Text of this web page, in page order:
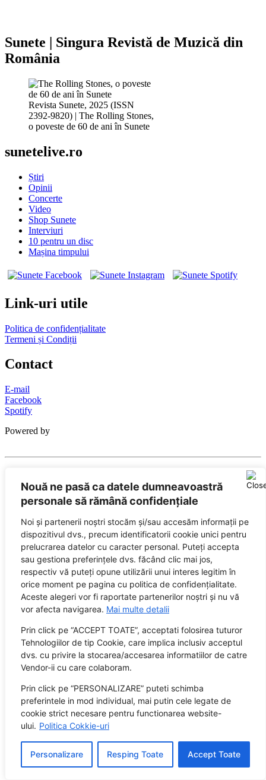
Nouă ne pasă ca datele dumneavoastră
personale să rămână confidențiale
Noi și partenerii noștri stocăm și/sau accesăm informații pe
dispozitivul dvs., precum identificatorii cookie unici pentru
prelucrarea datelor cu caracter personal. Puteți accepta
sau gestiona preferințele dvs. făcând clic mai jos,
respectiv vă puteți opune utilizării unui interes legitim în
orice moment pe pagina cu politica de confidențialitate.
Aceste alegeri vor fi raportate partenerilor noștri și nu vă
vor afecta navigarea. Mai multe detalii
Prin click pe “ACCEPT TOATE”, acceptati folosirea tuturor
Tehnologiilor de tip Cookie, care implica inclusiv acceptul
dvs. cu privire la stocarea/accesarea informatiilor de catre
Vendor-ii cu care colaboram.
Prin click pe “PERSONALIZARE” puteti schimba
preferintele in mod individual, mai putin cele legate de
cookie strict necesare pentru functionarea website-
ului. Politica Cokkie-uri
Personalizare Resping Toate Accept Toate
Sunete | Singura Revistă de Muzică din
România
Revista Sunete, 2025 (ISSN
2392-9820) | The Rolling Stones,
o poveste de 60 de ani în Sunete
sunetelive.ro
Știri
Opinii
Concerte
Video
Shop Sunete
Interviuri
10 pentru un disc
Mașina timpului
Link-uri utile
Politica de confidențialitate
Termeni și Condiții
Contact
E-mail
Facebook
Spotify
Powered by
SUNETE este marcă înregistrată City Guide Media SRL, RO
32408505
Editor: City Guide Media SRL